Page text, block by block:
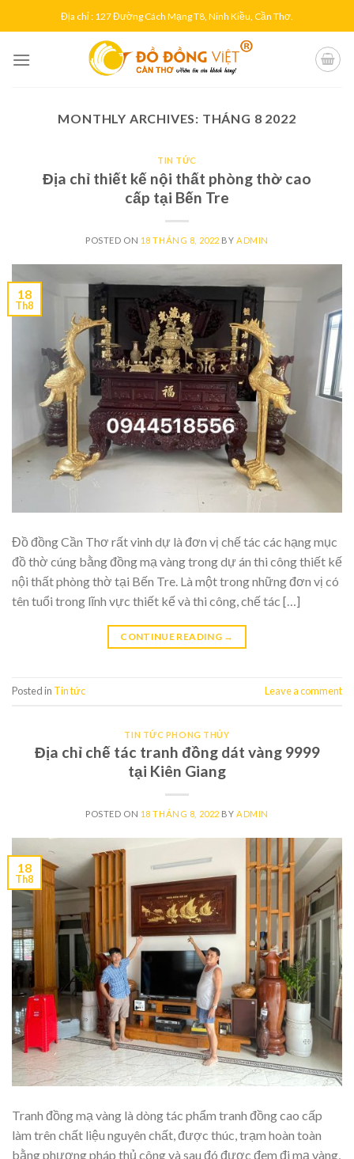
to
Địa chỉ : 127 Đường Cách Mạng T8, Ninh Kiều, Cần Thơ.
MONTHLY ARCHIVES: THÁNG 8 2022
TIN TỨC
Địa chỉ thiết kế nội thất phòng thờ cao
cấp tại Bến Tre
POSTED ON 18 THÁNG 8, 2022 BY ADMIN
18
Th8
Đồ đồng Cần Thơ rất vinh dự là đơn vị chế tác các hạng mục
đồ thờ cúng bằng đồng mạ vàng trong dự án thi công thiết kế
nội thất phòng thờ tại Bến Tre. Là một trong những đơn vị có
tên tuổi trong lĩnh vực thiết kế và thi công, chế tác […]
CONTINUE READING →
Posted in Tin tức Leave a comment
TIN TỨC PHONG THỦY
Địa chỉ chế tác tranh đồng dát vàng 9999
tại Kiên Giang
POSTED ON 18 THÁNG 8, 2022 BY ADMIN
18
Th8
Tranh đồng mạ vàng là dòng tác phẩm tranh đồng cao cấp
làm trên chất liệu nguyên chất, được thúc, trạm hoàn toàn
bằng phương pháp thủ công và sau đó được đem đi mạ vàng,